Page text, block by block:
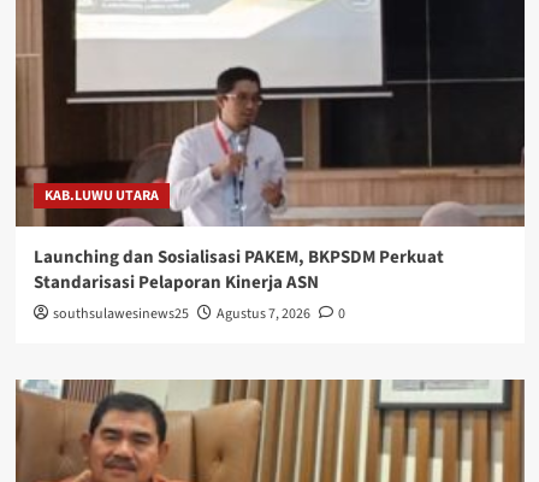
KAB.LUWU UTARA
Launching dan Sosialisasi PAKEM, BKPSDM Perkuat
Standarisasi Pelaporan Kinerja ASN
southsulawesinews25 Agustus 7, 2026 0